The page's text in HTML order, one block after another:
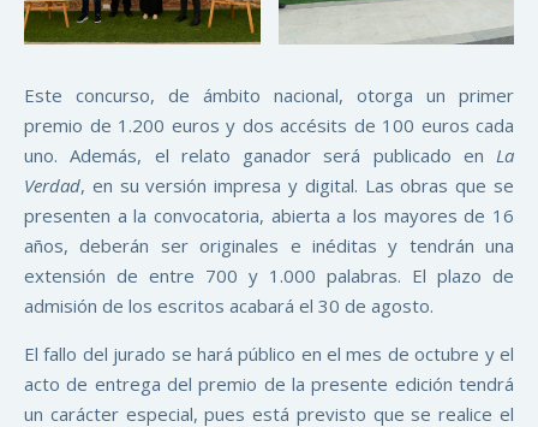
Este concurso, de ámbito nacional, otorga un primer
premio de 1.200 euros y dos accésits de 100 euros cada
uno. Además, el relato ganador será publicado en La
Verdad, en su versión impresa y digital. Las obras que se
presenten a la convocatoria, abierta a los mayores de 16
años, deberán ser originales e inéditas y tendrán una
extensión de entre 700 y 1.000 palabras. El plazo de
admisión de los escritos acabará el 30 de agosto.
El fallo del jurado se hará público en el mes de octubre y el
acto de entrega del premio de la presente edición tendrá
un carácter especial, pues está previsto que se realice el